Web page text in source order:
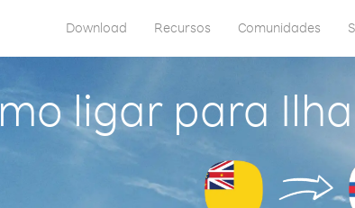
Download Recursos Comunidades
ligar para